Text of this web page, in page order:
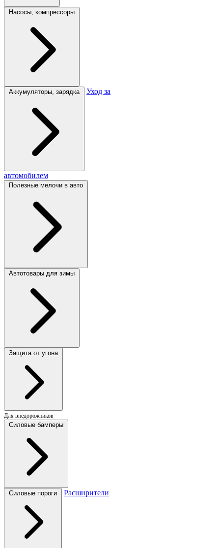
Насосы, компрессоры
Аккумуляторы, зарядка Уход за
автомобилем
Полезные мелочи в авто
Автотовары для зимы
Защита от угона
Для внедорожников
Силовые бамперы
Силовые пороги Расширители